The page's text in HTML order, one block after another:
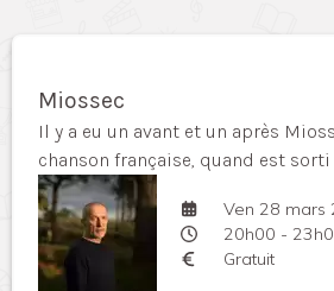
Miossec
Il y a eu un avant et un après
chanson française, quand est sorti
Ven 28 mars
20h00 -
Gratuit